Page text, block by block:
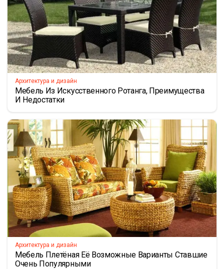
Архитектура и дизайн
Мебель Из Искусственного Ротанга, Преимущества
И Недостатки
Архитектура и дизайн
Мебель Плетёная Её Возможные Варианты Ставшие
Очень Популярными